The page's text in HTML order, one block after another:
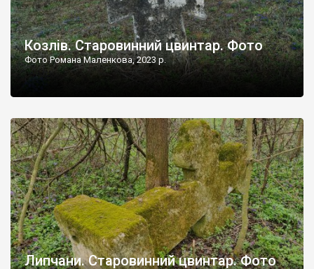
Козлів. Старовинний цвинтар. Фото
Фото Романа Маленкова, 2023 р.
Липчани. Старовинний цвинтар. Фото